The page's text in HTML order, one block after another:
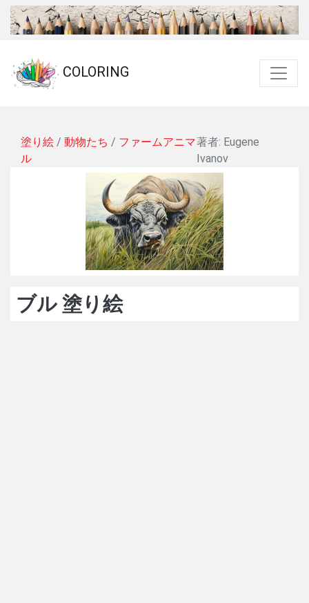
COLORING
塗り絵 / 動物たち / ファームアニマ
ル
著者: Eugene
Ivanov
ブル 塗り絵